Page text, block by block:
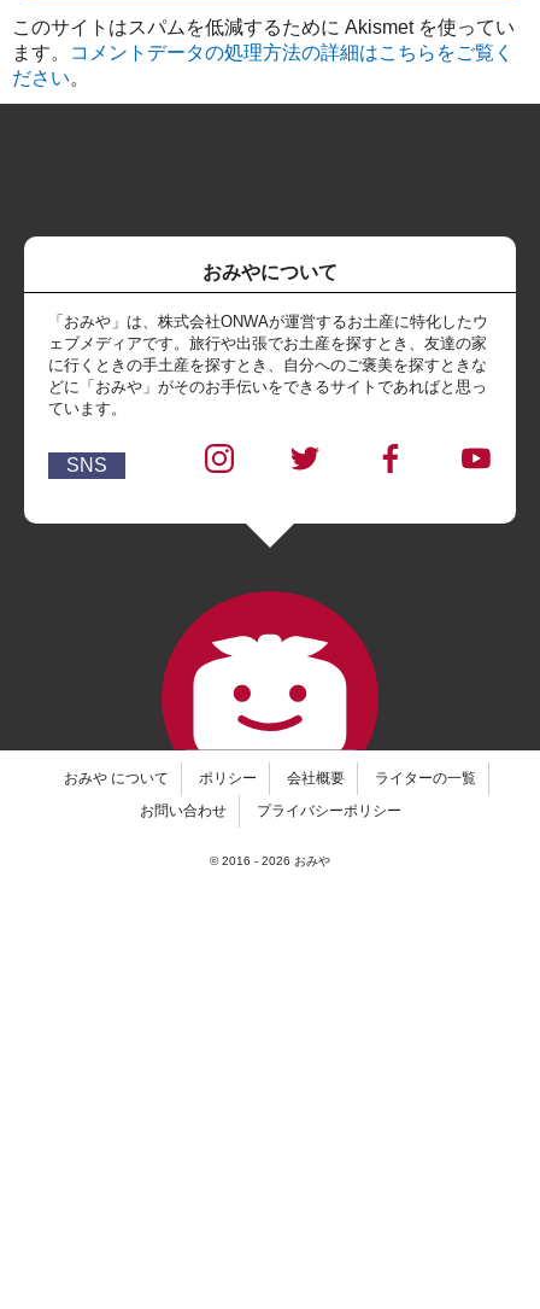
このサイトはスパムを低減するために Akismet を使ってい
ます。
コメントデータの処理方法の詳細はこちらをご覧く
ださい。
おみやについて
「おみや」は、株式会社ONWAが運営するお土産に特化したウ
ェブメディアです。旅行や出張でお土産を探すとき、友達の家
に行くときの手土産を探すとき、自分へのご褒美を探すときな
どに「おみや」がそのお手伝いをできるサイトであればと思っ
ています。
SNS
おみや について ポリシー 会社概要
ライターの一覧
お問い合わせ
プライバシーポリシー
© 2016 - 2026 おみや